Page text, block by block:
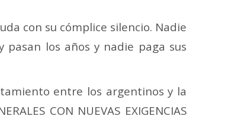
con su cómplice silencio. Nadie
pasan los años y nadie paga sus
entre los argentinos y la
CON NUEVAS EXIGENCIAS